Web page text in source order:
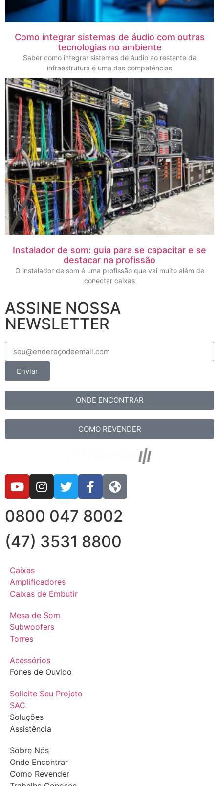
Como integrar sistemas de áudio com outras
tecnologias no ambiente
Saber como integrar sistemas de áudio ao restante da
infraestrutura é uma das competências
Instalador de som: guia para se capacitar e se
destacar na profissão
O instalador de som é uma profissão que vai muito além de
conectar caixas
ASSINE NOSSA
NEWSLETTER
Enviar
ONDE ENCONTRAR
COMO REVENDER
0800 047 8002
(47) 3531 8800
Caixas
Amplificadores
Caixas de Embutir
Mesa de Som
Subwoofers
Torres
Acessórios
Fones de Ouvido
Solicite Seu Projeto
SAC
Soluções
Assistência
Sobre Nós
Onde Encontrar
Como Revender